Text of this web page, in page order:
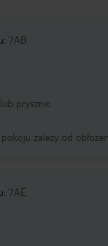
: 7AB
prysznic
zależy od
: 7AE